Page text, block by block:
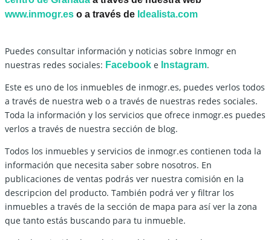
www.inmogr.es o a través de Idealista.com
Puedes consultar información y noticias sobre Inmogr en
nuestras redes sociales: Facebook e Instagram.
Este es uno de los inmuebles de inmogr.es, puedes verlos todos
a través de nuestra web o a través de nuestras redes sociales.
Toda la información y los servicios que ofrece inmogr.es puedes
verlos a través de nuestra sección de blog.
Todos los inmuebles y servicios de inmogr.es contienen toda la
información que necesita saber sobre nosotros. En
publicaciones de ventas podrás ver nuestra comisión en la
descripcion del producto. También podrá ver y filtrar los
inmuebles a través de la sección de mapa para así ver la zona
que tanto estás buscando para tu inmueble.